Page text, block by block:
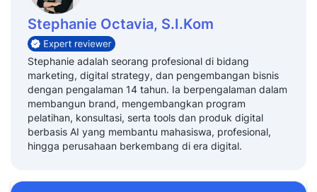
Stephanie Octavia, S.I.Kom
Stephanie adalah seorang profesional di bidang
marketing, digital strategy, dan pengembangan bisnis
dengan pengalaman 14 tahun. Ia berpengalaman dalam
membangun brand, mengembangkan program
pelatihan, konsultasi, serta tools dan produk digital
berbasis AI yang membantu mahasiswa, profesional,
hingga perusahaan berkembang di era digital.